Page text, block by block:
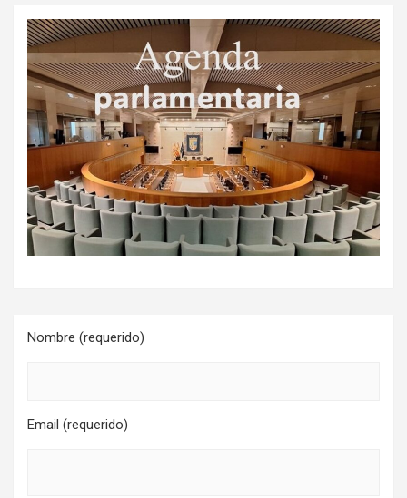
Nombre (requerido)
Email (requerido)